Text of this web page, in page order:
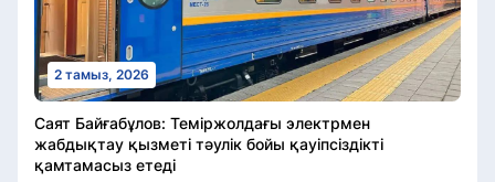
2 тамыз, 2026
Саят Байғабұлов: Теміржолдағы электрмен
жабдықтау қызметі тәулік бойы қауіпсіздікті
қамтамасыз етеді